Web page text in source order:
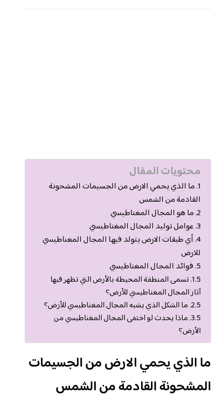
محتويات المقال
ما الذي يحمي الارض من الجسيمات المشحونة
القادمة من الشمس
ما هو المجال المغناطيسي
عوامل توليد المجال المغناطيسي
أي طبقات الارض يتولد فيها المجال المغناطيسي
للارض
فوائد المجال المغناطيسي
تسمى المنطقة المحيطة بالأرض التي تظهر فيها
آثار المجال المغناطيسي للأرض؟
ما الشكل الذي يشبه المجال المغناطيسي للأرض؟
ماذا يحدث لو اختفى المجال المغناطيسي من
الأرض؟
ما الذي يحمي الارض من الجسيمات
المشحونة القادمة من الشمس